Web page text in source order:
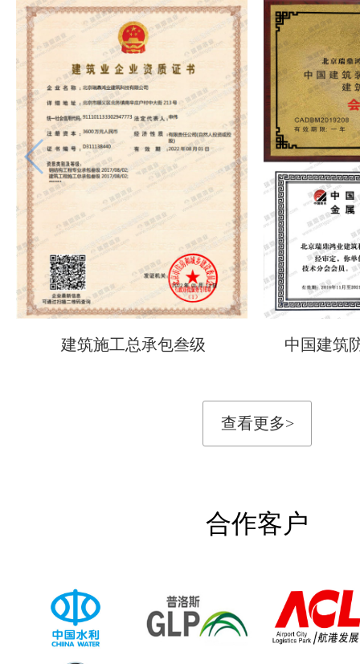
建筑施工总承包叁级 中国建筑
查看更多>
合作客户